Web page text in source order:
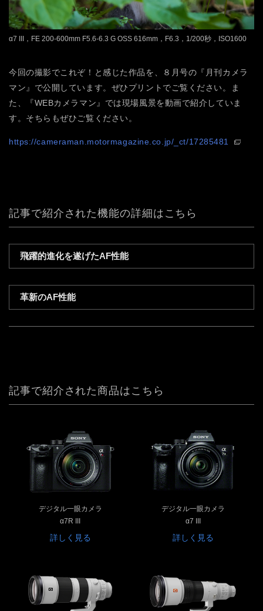
α7 III，FE 200-600mm F5.6-6.3 G OSS 616mm，F6.3，1/200秒，ISO1600
今回の撮影でこれぞ！と感じた作品を、８月号の『月刊カメラ
マン』で公開しています。ぜひプリントでご覧ください。ま
た、『WEBカメラマン』では現場風景を動画で紹介していま
す。そちらもぜひご覧ください。
https://cameraman.motormagazine.co.jp/_ct/17285481
記事で紹介された機能の詳細はこちら
飛躍的進化を遂げたAF性能
革新のAF性能
記事で紹介された商品はこちら
デジタル一眼カメラ
α7R III
詳しく見る
デジタル一眼カメラ
α7 III
詳しく見る